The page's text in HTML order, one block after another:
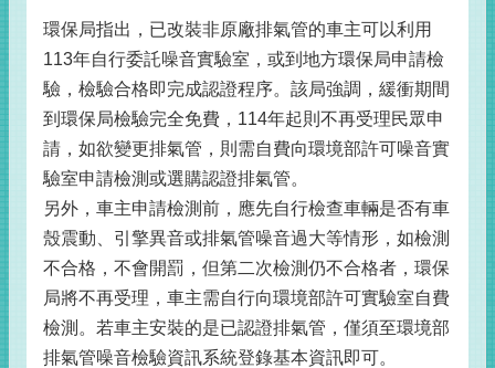
環保局指出，已改裝非原廠排氣管的車主可以利用
113年自行委託噪音實驗室，或到地方環保局申請檢
驗，檢驗合格即完成認證程序。該局強調，緩衝期間
到環保局檢驗完全免費，114年起則不再受理民眾申
請，如欲變更排氣管，則需自費向環境部許可噪音實
驗室申請檢測或選購認證排氣管。
另外，車主申請檢測前，應先自行檢查車輛是否有車
殼震動、引擎異音或排氣管噪音過大等情形，如檢測
不合格，不會開罰，但第二次檢測仍不合格者，環保
局將不再受理，車主需自行向環境部許可實驗室自費
檢測。若車主安裝的是已認證排氣管，僅須至環境部
排氣管噪音檢驗資訊系統登錄基本資訊即可。